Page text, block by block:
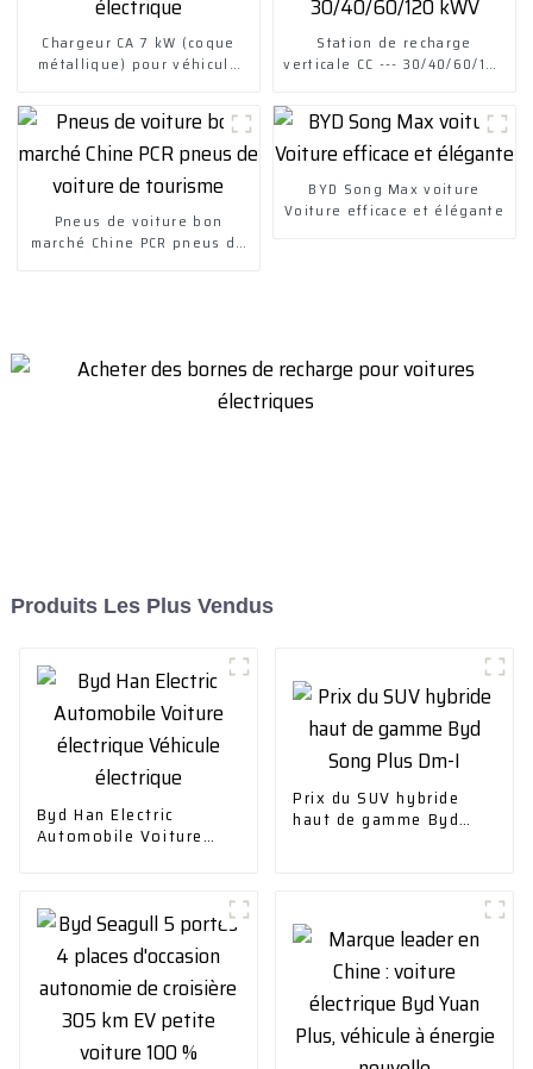
Chargeur CA 7 kW (coque
métallique) pour véhicule
Station de recharge
verticale CC --- 30/40/60/120
Pneus de voiture bon
marché Chine PCR pneus de
BYD Song Max voiture
Voiture efficace et élégante
Produits Les Plus Vendus
Byd Han Electric
Automobile Voiture
Prix ​​du SUV hybride
haut de gamme Byd